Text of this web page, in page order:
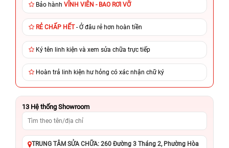
Bảo hành VĨNH VIỄN - BAO RƠI VỠ
RẺ CHẤP HẾT- Ở đâu rẻ hơn hoàn tiền
Ký tên linh kiện và xem sửa chữa trực tiếp
Hoàn trả linh kiện hư hỏng có xác nhận chữ ký
13 Hệ thống Showroom
TRUNG TÂM SỬA CHỮA: 260 Đường 3 Tháng 2, Phường Hòa